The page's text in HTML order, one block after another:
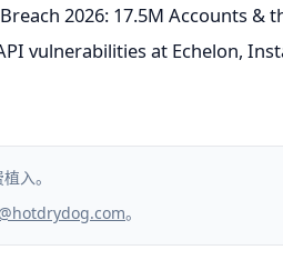
2026: 17.5M Accounts &
vulnerabilities at Echelon,
入。
。